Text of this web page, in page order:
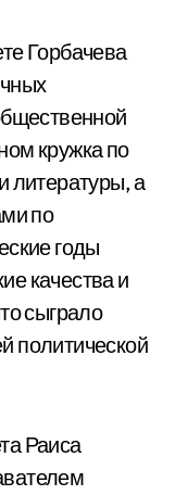
Горбачева
кружка по
литературы, а
по
годы
качества и
сыграло
политической
Раиса